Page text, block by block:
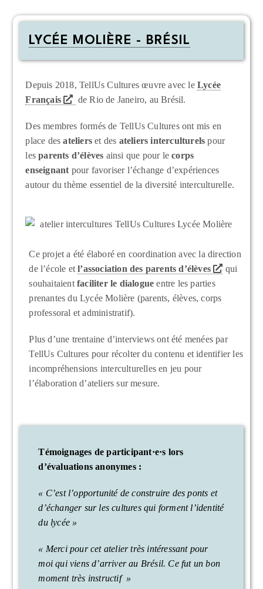
LYCÉE MOLIÈRE - BRÉSIL
Depuis 2018, TellUs Cultures œuvre avec leLycée
Français
de Rio de Janeiro, au Brésil.
Des membres formés de TellUs Cultures ont mis en
place desatelierset des ateliers interculturelspour
les parents d’élèves ainsi que pour le corps
enseignant pour favoriser l’échange d’expériences
autour du thème essentiel de la diversité interculturelle.
Ce projet a été élaboré en coordination avec la direction
de l’école etl’association des parents d’élèves
qui
souhaitaientfaciliter le dialogueentre les parties
prenantes du Lycée Molière (parents, élèves, corps
professoral et administratif).
Plus d’une trentaine d’interviews ont été menées par
TellUs Cultures pour récolter du contenu et identifier les
incompréhensions interculturelles en jeu pour
l’élaboration d’ateliers sur mesure.
Témoignages de participant·e·s lors
d’évaluations anonymes :
« C’est l’opportunité de construire des ponts et
d’échanger sur les cultures qui forment l’identité
du lycée »
« Merci pour cet atelier très intéressant pour
moi qui viens d’arriver au Brésil. Ce fut un bon
moment très instructif »